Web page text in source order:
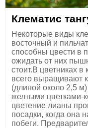
Клематис
Некоторые виды
восточный и
способны цвести в
ожидать от них
стоит.В цветниках
всего выращивают
(длиной около 2,5
желтыми цветками-
цветение лианы
посадки, когда она
побеги.